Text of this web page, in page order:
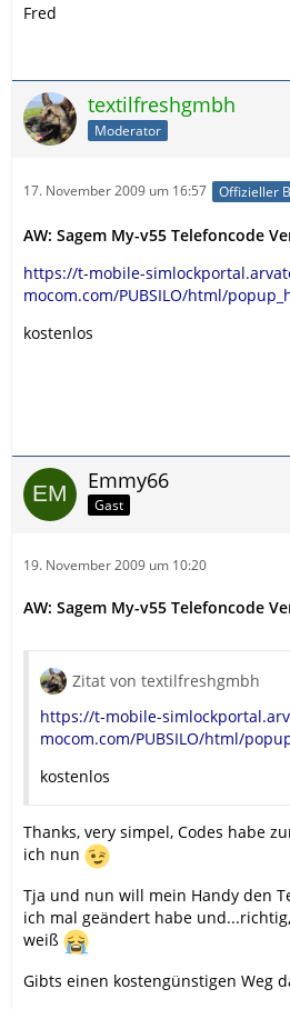
Fred
textilfreshgmbh
Moderator
17. November 2009 um 16:57 Offizieller
AW: Sagem My-v55 Telefoncode
https://t-mobile-
mocom.com/PUBSILO/html/
kostenlos
Emmy66
Gast
19. November 2009 um 10:20
AW: Sagem My-v55 Telefoncode
Zitat von textilfreshgmbh
https://t-mobile-
mocom.com/PUBSILO/html/
kostenlos
Thanks, very simpel, Codes habe
ich nun
Tja und nun will mein Handy den
ich mal geändert habe
weiß
Gibts einen kostengünstigen Weg